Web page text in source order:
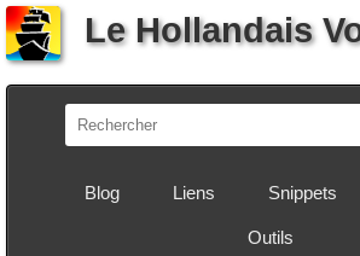
Le Hollandais
Blog Liens Snippets
Outils